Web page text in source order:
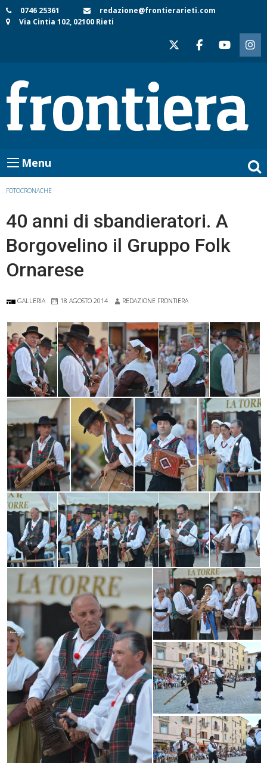
Skip
to
0746 25361
redazione@frontierarieti.com
Via Cintia 102, 02100 Rieti
Menu
FOTOCRONACHE
40 anni di sbandieratori. A
Borgovelino il Gruppo Folk
Ornarese
GALLERIA 18 AGOSTO 2014 REDAZIONE FRONTIERA